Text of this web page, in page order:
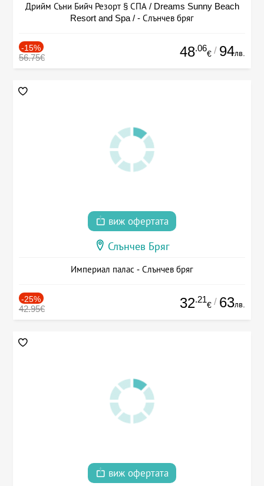
Дрийм Съни Бийч Резорт § СПА / Dreams Sunny Beach
Resort and Spa / - Слънчев бряг
-15%
56.75€ 48.06
€ / 94лв.
виж офертата
Слънчев Бряг
Империал палас - Слънчев бряг
-25%
42.95€ 32.21
€ / 63лв.
виж офертата